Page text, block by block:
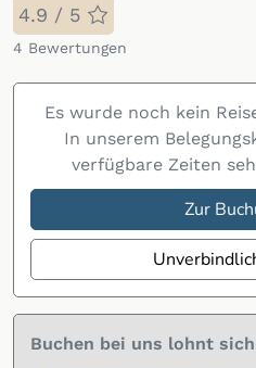
4.9 / 5 Bewertung
4 Bewertungen
Es wurde noch kein
In unserem
verfügbare Zeiten
Zur
Buchen bei uns lohnt